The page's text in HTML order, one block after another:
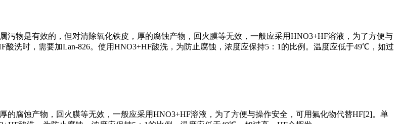
物是有效的，但对清除氧化铁皮，厚的腐蚀产物，回火膜等无效，一般应采用HNO3+HF溶液，为了方便与
洗时，需要加Lan-826。使用HNO3+HF酸洗，为防止腐蚀，浓度应保持5：1的比例。温度应低于49℃，如过
腐蚀产物，回火膜等无效，一般应采用HNO3+HF溶液，为了方便与操作安全，可用氟化物代替HF[2]。单